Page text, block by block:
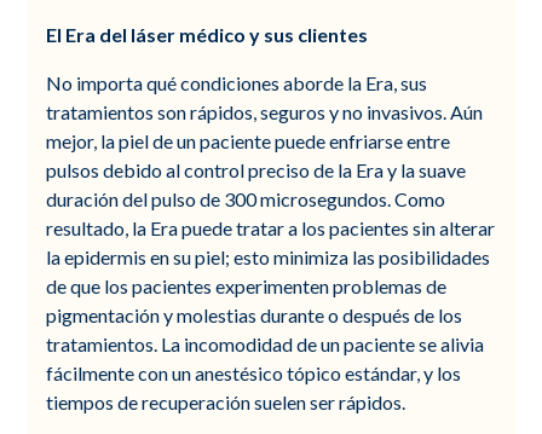
El Era del láser médico y sus clientes
No importa qué condiciones aborde la Era, sus
tratamientos son rápidos, seguros y no invasivos. Aún
mejor, la piel de un paciente puede enfriarse entre
pulsos debido al control preciso de la Era y la suave
duración del pulso de 300 microsegundos. Como
resultado, la Era puede tratar a los pacientes sin alterar
la epidermis en su piel; esto minimiza las posibilidades
de que los pacientes experimenten problemas de
pigmentación y molestias durante o después de los
tratamientos. La incomodidad de un paciente se alivia
fácilmente con un anestésico tópico estándar, y los
tiempos de recuperación suelen ser rápidos.